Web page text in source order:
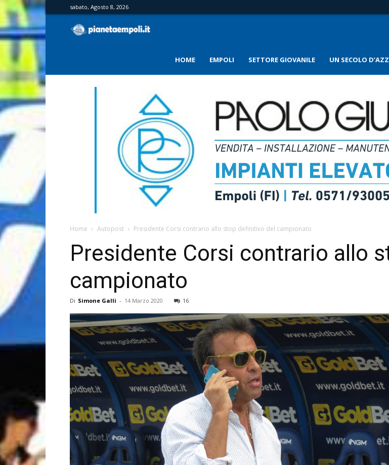
sabato, Agosto 8, 2026
HOME EMPOLI SETTORE GIOVANILE UN SECOLO
Home Autopost Presidente Corsi contrario allo stop definitivo del campionato
Presidente Corsi contrario allo
campionato
Di Simone Galli - 14 Marzo 2020 16